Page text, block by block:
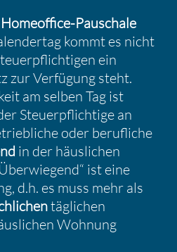
Homeof­fice-Pauschale
kommt es nicht
ein
zur Verfü­gung steht.
am selben Tag ist
Steuer­pflich­tige an
oder beruf­liche
in der häusli­chen
ist eine
d.h. es muss mehr als
tägli­chen
Wohnung